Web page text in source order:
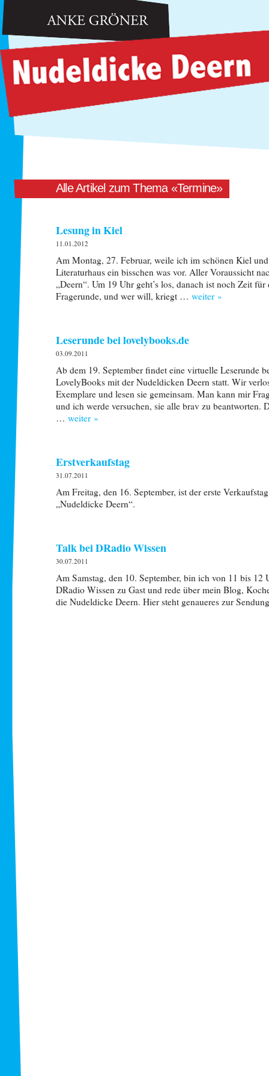
Alle Artikel zum Thema «Termine»
Lesung in Kiel
11.01.2012
Am Montag, 27. Februar, weile ich im schönen Kiel
Literaturhaus ein bisschen was vor. Aller Voraussicht
„Deern“. Um 19 Uhr geht’s los, danach ist noch Zeit für
Fragerunde, und wer will, kriegt … weiter »
Leserunde bei lovelybooks.de
03.09.2011
Ab dem 19. September findet eine virtuelle Leserunde
LovelyBooks mit der Nudeldicken Deern statt. Wir
Exemplare und lesen sie gemeinsam. Man kann mir
und ich werde versuchen, sie alle brav zu beantworten.
… weiter »
Erstverkaufstag
31.07.2011
Am Freitag, den 16. September, ist der erste
„Nudeldicke Deern“.
Talk bei DRadio Wissen
30.07.2011
Am Samstag, den 10. September, bin ich von 11 bis 12
DRadio Wissen zu Gast und rede über mein Blog,
die Nudeldicke Deern. Hier steht genaueres zur